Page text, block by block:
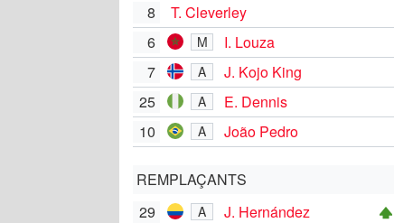
8
T. Cleverley
6 M I. Louza
7 A J. Kojo King
25 A
E. Dennis
10
A João Pedro
REMPLAÇANTS
29
A J. Hernández